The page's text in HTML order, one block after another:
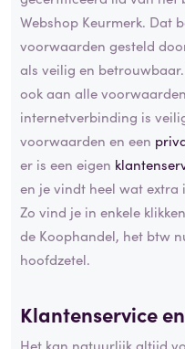
Webshop Keurmerk. Dat
voorwaarden gesteld
als veilig en
ook aan alle
internetverbinding is
voorwaarden en een
er is een eigen
en je vindt heel wat
Zo vind je in enkele
de Koophandel, het btw
hoofdzetel.
Klantenservice
Het kan natuurlijk altijd